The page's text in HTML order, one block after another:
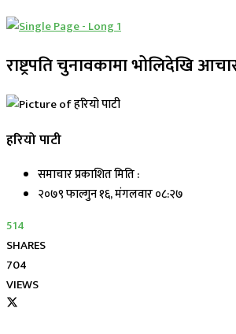
राष्ट्रपति चुनावकामा भोलिदेखि
हरियो पाटी
समाचार प्रकाशित मिति :
२०७९ फाल्गुन १६, मंगलवार ०८:२७
514
SHARES
704
VIEWS